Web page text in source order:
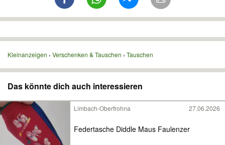
Kleinanzeigen Verschenken & Tauschen Tauschen
Das könnte dich auch interessieren
Limbach-Oberfrohna 27.06.2026
Federtasche Diddle Maus Faulenzer